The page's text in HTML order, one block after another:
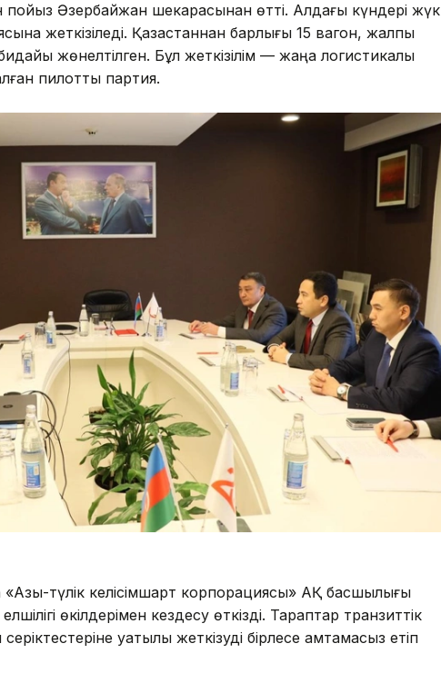
пойыз Әзербайжан шекарасынан өтті. Алдағы күндері жүк
жеткізіледі. Қазақстаннан барлығы 15 вагон, жалпы
жөнелтілген. Бұл жеткізілім — жаңа логистикалық
пилоттық партия.
түлік келісімшарт корпорациясы» АҚ басшылығы
өкілдерімен кездесу өткізді. Тараптар транзиттік
уақтылы жеткізуді бірлесе қамтамасыз етіп